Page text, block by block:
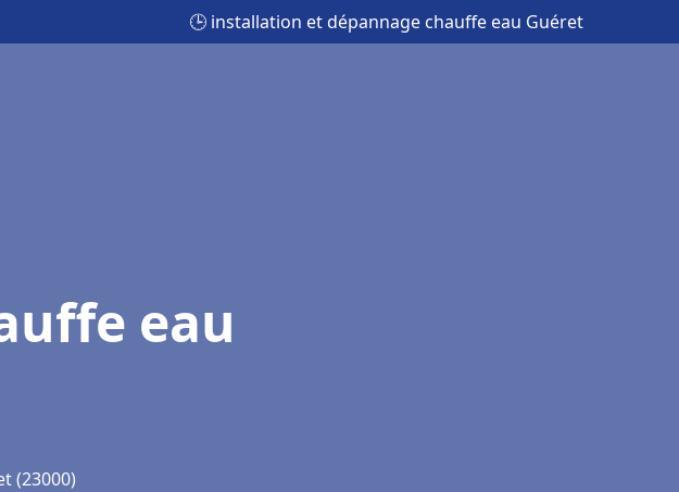
🕒 installation et dépannage chauffe eau Guéret
eau
(23000)